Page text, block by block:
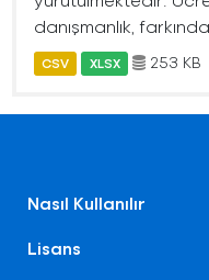
danışmanlık,
CSV XLSX 253 KB
Nasıl Kullanılır
Lisans